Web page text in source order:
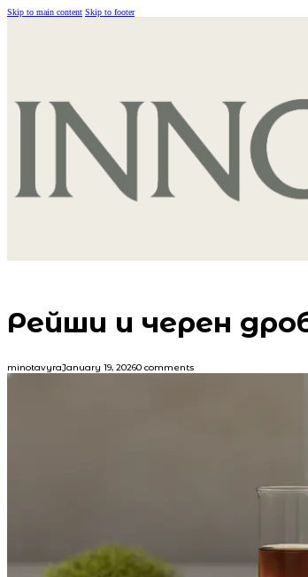
Skip to main content Skip to footer
Рейши и черен
minotavyraJanuary 19, 20260 comments